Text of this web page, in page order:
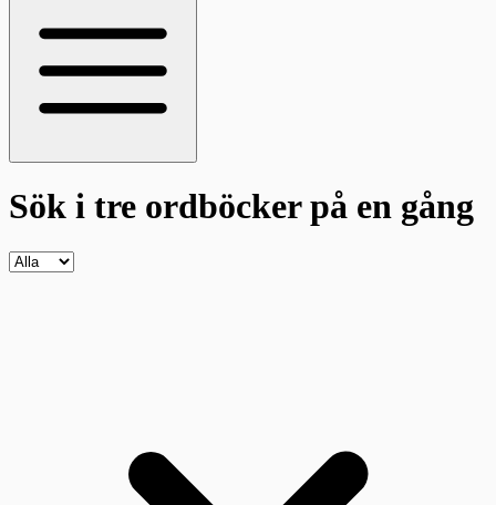
Sök i tre ordböckerpå en gång